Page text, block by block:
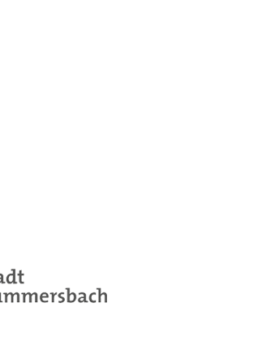
Über uns
Service